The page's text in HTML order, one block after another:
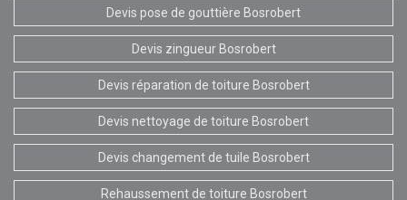
Devis pose de gouttière Bosrobert
Devis zingueur Bosrobert
Devis réparation de toiture Bosrobert
Devis nettoyage de toiture Bosrobert
Devis changement de tuile Bosrobert
Rehaussement de toiture Bosrobert